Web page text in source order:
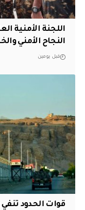
اللجنة الأمنية
النجاح الأمني
قبل يومين
قوات الحدود